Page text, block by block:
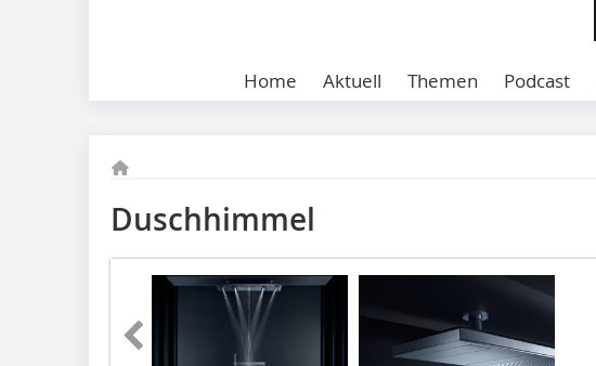
Home Aktuell Themen Podcast
Duschhimmel